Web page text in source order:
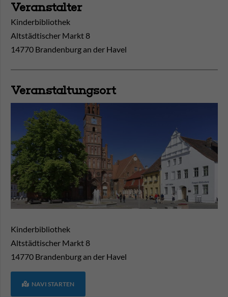
Veranstalter
Kinderbibliothek
Altstädtischer Markt 8
14770 Brandenburg an der Havel
Veranstaltungsort
Kinderbibliothek
Altstädtischer Markt 8
14770 Brandenburg an der Havel
NAVI STARTEN